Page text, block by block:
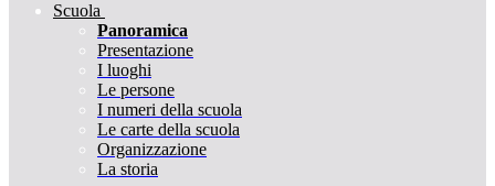
Scuola
Panoramica
Presentazione
I luoghi
Le persone
I numeri della scuola
Le carte della scuola
Organizzazione
La storia